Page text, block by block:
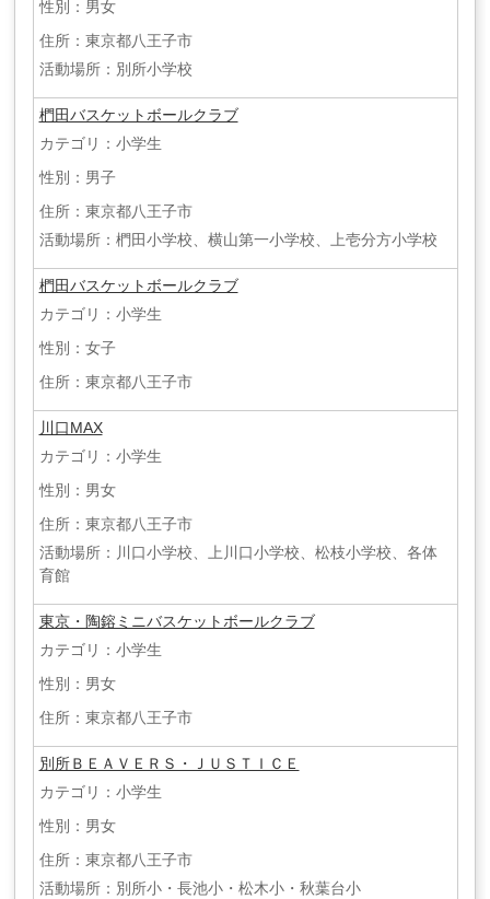
性別：男女
住所：東京都八王子市
活動場所：別所小学校
椚田バスケットボールクラブ
カテゴリ：小学生
性別：男子
住所：東京都八王子市
活動場所：椚田小学校、横山第一小学校、上壱分方小学校
椚田バスケットボールクラブ
カテゴリ：小学生
性別：女子
住所：東京都八王子市
川口MAX
カテゴリ：小学生
性別：男女
住所：東京都八王子市
活動場所：川口小学校、上川口小学校、松枝小学校、各体
育館
東京・陶鎔ミニバスケットボールクラブ
カテゴリ：小学生
性別：男女
住所：東京都八王子市
別所ＢＥＡＶＥＲＳ・ＪＵＳＴＩＣＥ
カテゴリ：小学生
性別：男女
住所：東京都八王子市
活動場所：別所小・長池小・松木小・秋葉台小